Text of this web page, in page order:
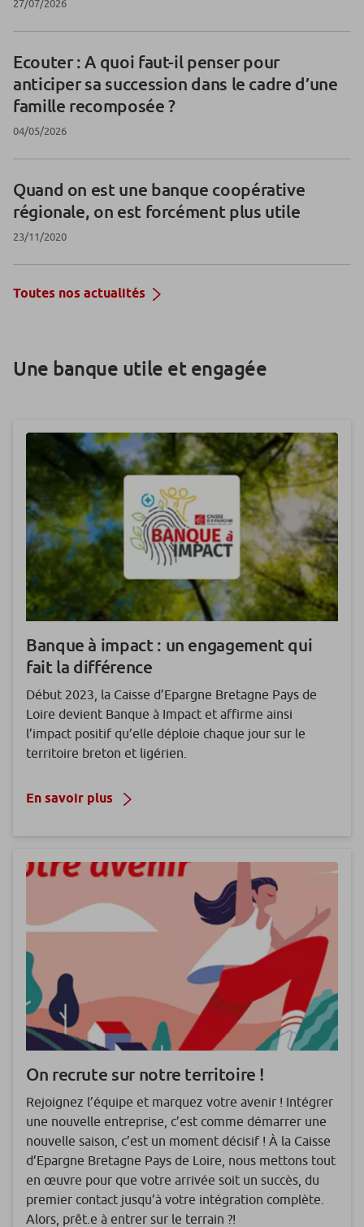
27/07/2026
Ecouter : A quoi faut-il penser pour
anticiper sa succession dans le cadre d’une
famille recomposée ?
04/05/2026
Quand on est une banque coopérative
régionale, on est forcément plus utile
23/11/2020
Toutes nos actualités
Une banque utile et engagée
Banque à impact : un engagement qui
fait la différence
Début 2023, la Caisse d’Epargne Bretagne Pays de
Loire devient Banque à Impact et affirme ainsi
l’impact positif qu’elle déploie chaque jour sur le
territoire breton et ligérien.
En savoir plus
On recrute sur notre territoire !
Rejoignez l’équipe et marquez votre avenir ! Intégrer
une nouvelle entreprise, c’est comme démarrer une
nouvelle saison, c’est un moment décisif ! À la Caisse
d’Epargne Bretagne Pays de Loire, nous mettons tout
en œuvre pour que votre arrivée soit un succès, du
premier contact jusqu’à votre intégration complète.
Alors, prêt.e à entrer sur le terrain ?!